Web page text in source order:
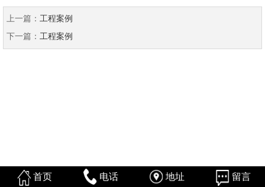
上一篇： 工程案例
下一篇： 工程案例
首页 电话 地址 留言